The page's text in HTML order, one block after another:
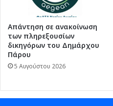
Απάντηση σε ανακοίνωση
των πληρεξουσίων
δικηγόρων του Δημάρχου
Πάρου
5 Αυγούστου 2026